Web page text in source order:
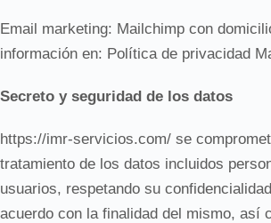
Email marketing: Mailchimp con
información en: Política de privacidad
Secreto y seguridad de los datos
https://imr-servicios.com/ se
tratamiento de los datos incluidos
usuarios, respetando su
acuerdo con la finalidad del mismo, así